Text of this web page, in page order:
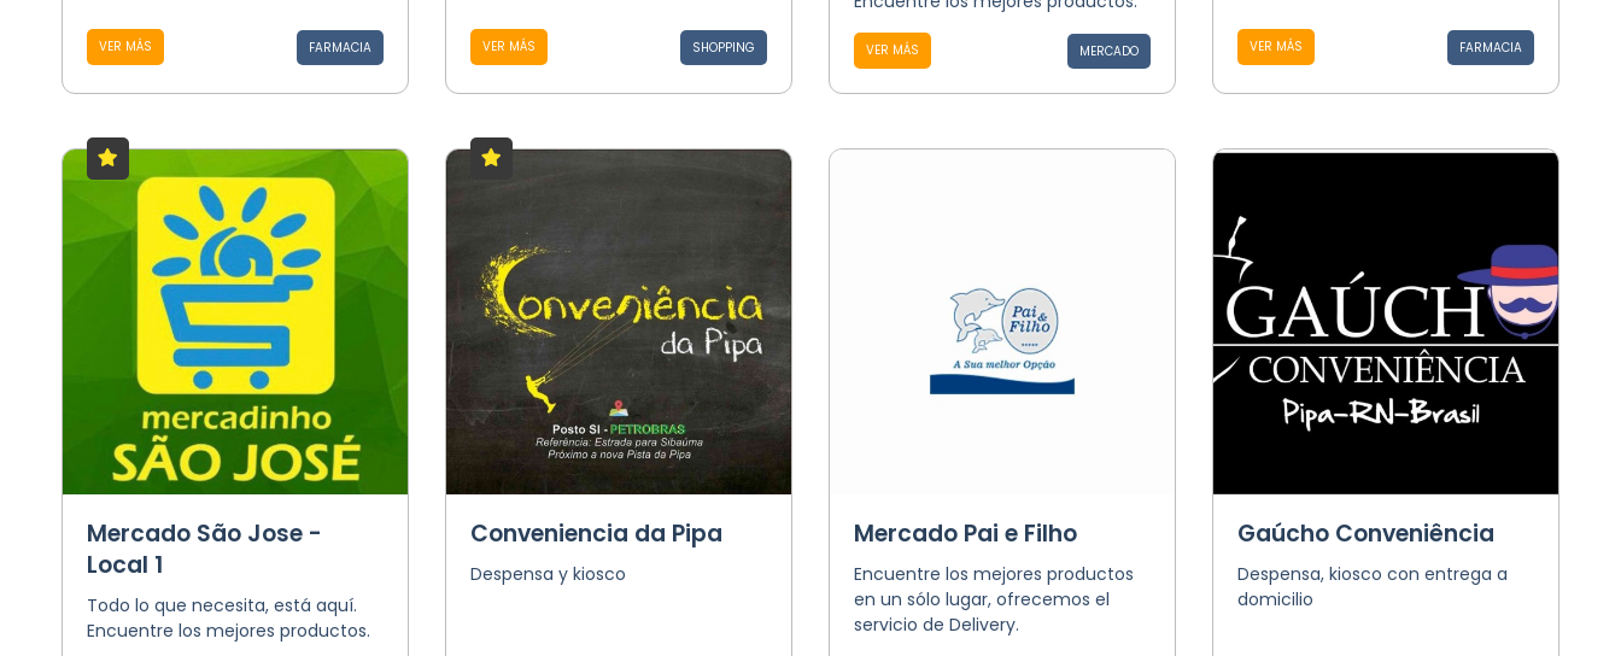
VER MÁS FARMACIA VER MÁS SHOPPING VER MÁS MERCADO VER MÁS FARMACIA
Mercado São Jose -
Local 1
Todo lo que necesita, está aquí.
Encuentre los mejores productos.
Conveniencia da Pipa
Despensa y kiosco
Mercado Pai e Filho
Encuentre los mejores productos
en un sólo lugar, ofrecemos el
servicio de Delivery.
Gaúcho Conveniência
Despensa, kiosco con entrega a
domicilio